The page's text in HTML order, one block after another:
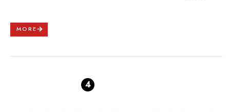
MORE
4